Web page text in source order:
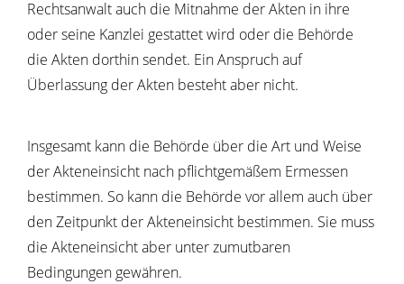
Rechtsanwalt auch die Mitnahme der Akten in ihre
oder seine Kanzlei gestattet wird oder die Behörde
die Akten dorthin sendet. Ein Anspruch auf
Überlassung der Akten besteht aber nicht.
Insgesamt kann die Behörde über die Art und Weise
der Akteneinsicht nach pflichtgemäßem Ermessen
bestimmen. So kann die Behörde vor allem auch über
den Zeitpunkt der Akteneinsicht bestimmen. Sie muss
die Akteneinsicht aber unter zumutbaren
Bedingungen gewähren.